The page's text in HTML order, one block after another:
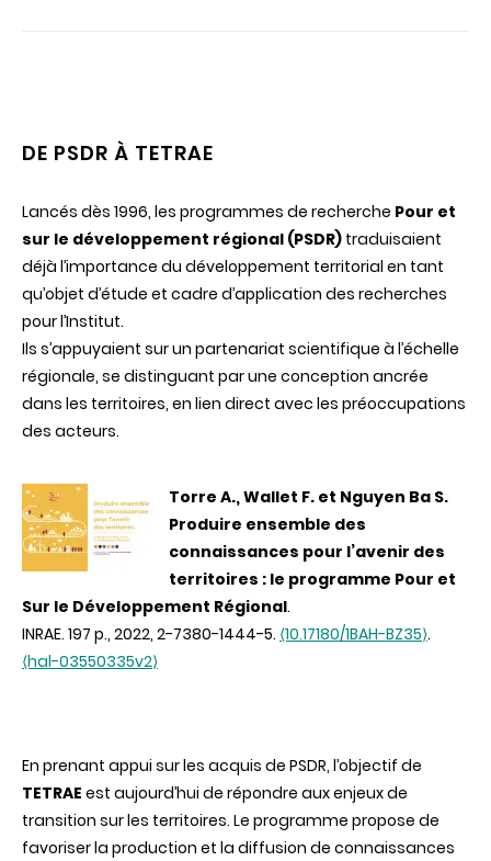
DE PSDR À TETRAE
Lancés dès 1996, les programmes de recherche Pour et
sur le développement régional (PSDR) traduisaient
déjà l’importance du développement territorial en tant
qu’objet d’étude et cadre d’application des recherches
pour l’Institut.
Ils s’appuyaient sur un partenariat scientifique à l’échelle
régionale, se distinguant par une conception ancrée
dans les territoires, en lien direct avec les préoccupations
des acteurs.
Torre A., Wallet F. et Nguyen Ba S.
Produire ensemble des
connaissances pour l’avenir des
territoires : le programme Pour et
Sur le Développement Régional.
INRAE. 197 p., 2022, 2-7380-1444-5. ⟨10.17180/1BAH-BZ35⟩.
⟨hal-03550335v2⟩
En prenant appui sur les acquis de PSDR, l’objectif de
TETRAE est aujourd’hui de répondre aux enjeux de
transition sur les territoires. Le programme propose de
favoriser la production et la diffusion de connaissances